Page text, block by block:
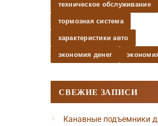
техническое обслуживание
тормозная система
характеристики авто
экономия денег
СВЕЖИЕ ЗАПИСИ
Канавные подъемники